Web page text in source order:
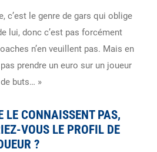
c’est le genre de gars qui oblige
lui, donc c’est pas forcément
n’en veuillent pas. Mais en
prendre un euro sur un joueur
buts… »
LE CONNAISSENT PAS,
VOUS LE PROFIL DE
?